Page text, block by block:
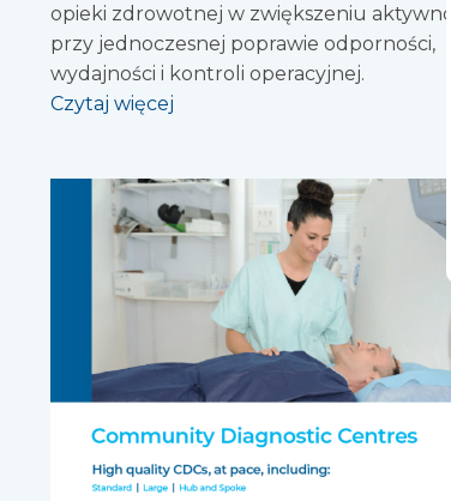
opieki zdrowotnej w zwiększeniu
przy jednoczesnej poprawie odporności,
wydajności i kontroli operacyjnej.
Czytaj więcej